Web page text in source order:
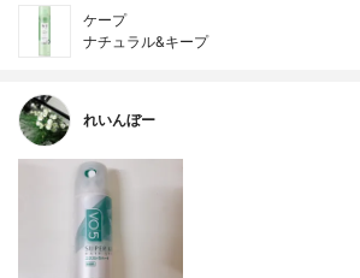
ケープ
ナチュラル&キープ
れいんぼー